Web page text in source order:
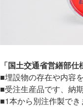
「国土交通省営繕部
■埋設物の存在や内容
■受注生産品です、納
■1本から別注作製で